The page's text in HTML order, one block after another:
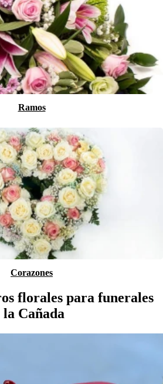
Ramos
Corazones
florales para funerales
Cañada